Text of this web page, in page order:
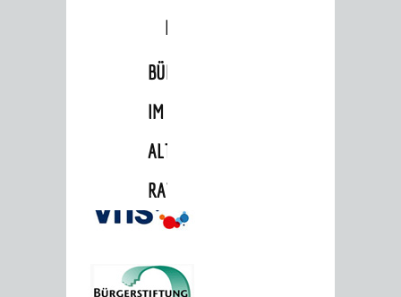
HAUS
BÜRGERSAAL
IM
ALTEN
RATHAUS